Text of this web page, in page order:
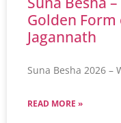
Golden
Jagannath
Suna Besha 2026 –
READ MORE »